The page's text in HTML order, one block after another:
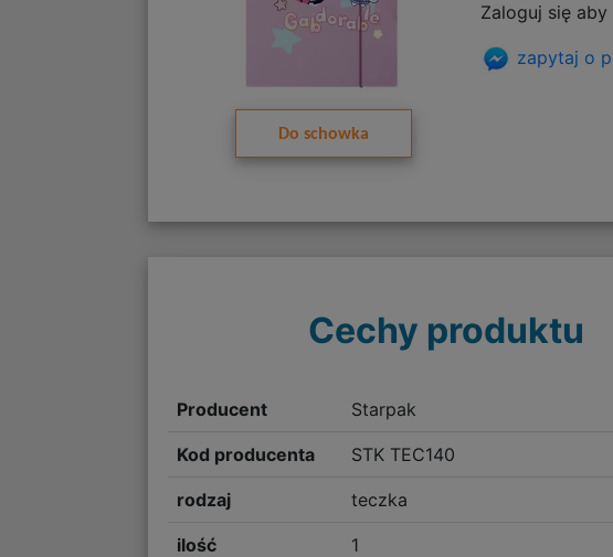
Do schowka
Zaloguj się aby
zapytaj o
Cechy produktu
Producent Starpak
Kod producenta STK TEC140
rodzaj teczka
ilość 1